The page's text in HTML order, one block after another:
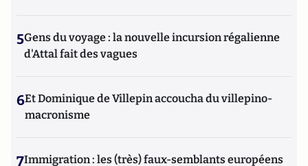
5Gens du voyage : la nouvelle incursion régalienne
d'Attal fait des vagues
6Et Dominique de Villepin accoucha du villepino-
macronisme
7Immigration : les (très) faux-semblants européens